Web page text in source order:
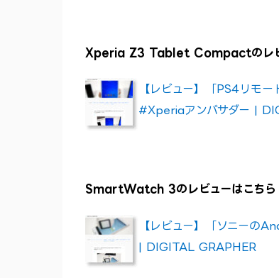
Xperia Z3 Tablet Compactのレビ
【レビュー】「PS4リモ
#Xperiaアンバサダー |
SmartWatch 3のレビューはこちら
【レビュー】「ソニー
| DIGITAL GRAPHER